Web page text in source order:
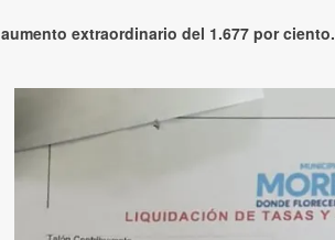
aumento extraordinario del 1.677 por ciento.